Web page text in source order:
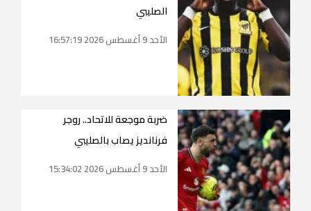
الصليبي
الأحد 9 أغسطس 2026 16:57:19
ضربة موجعة للاتحاد.. روجر
فرنانديز يصاب بالصليبي
الأحد 9 أغسطس 2026 15:34:02